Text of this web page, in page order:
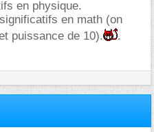
en physique.
en math (on
puissance de 10).
.